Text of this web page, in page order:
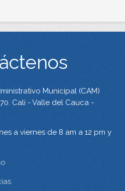
Municipal (CAM)
Cali - Valle del Cauca -
a viernes de 8 am a 12 pm y